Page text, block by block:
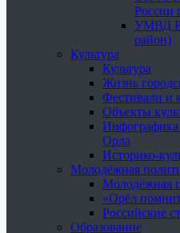
России
УМВД
район)
Культура
Культура
Жизнь
Фестивали и
Объекты
Инфографика
Орла
Историко-
Молодёжная
Молодёжная
«Орёл
Российские
Образование